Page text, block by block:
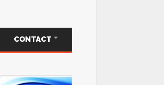
CONTACT